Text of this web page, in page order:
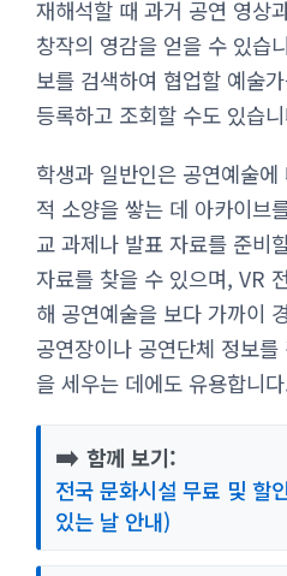
재해석할 때 과거 공연 영상
창작의 영감을 얻을 수 있습
보를 검색하여 협업할 예술
등록하고 조회할 수도 있습
학생과 일반인은 공연예술
적 소양을 쌓는 데 아카이브
교 과제나 발표 자료를 준비
자료를 찾을 수 있으며, VR
해 공연예술을 보다 가까이
공연장이나 공연단체 정보
을 세우는 데에도 유용합니
➡️ 함께 보기:
전국 문화시설 무료 및 할
있는 날 안내)